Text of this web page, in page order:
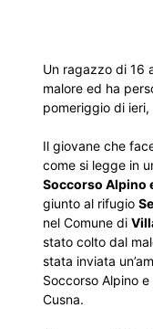
Un ragazzo di 16
malore ed ha
pomeriggio di
Il giovane che
come si legge in
Soccorso Alpino
giunto al rifugio
nel Comune di
stato colto dal
stata inviata
Soccorso Alpino
Cusna.